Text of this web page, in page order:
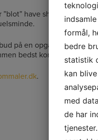
have shinet
på en opgave. Priserne
bedst kommer i mål
.
formål,
bedre
statistik
kan
med
de har